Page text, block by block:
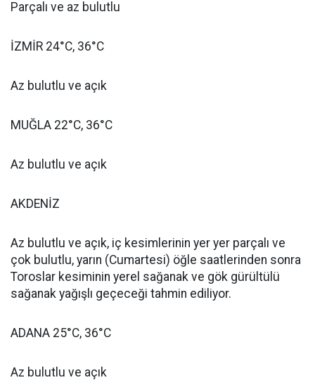
Parçalı ve az bulutlu
İZMİR 24°C, 36°C
Az bulutlu ve açık
MUĞLA 22°C, 36°C
Az bulutlu ve açık
AKDENİZ
Az bulutlu ve açık, iç kesimlerinin yer yer parçalı ve
çok bulutlu, yarın (Cumartesi) öğle saatlerinden sonra
Toroslar kesiminin yerel sağanak ve gök gürültülü
sağanak yağışlı geçeceği tahmin ediliyor.
ADANA 25°C, 36°C
Az bulutlu ve açık